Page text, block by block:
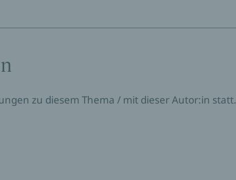
zu diesem Thema / mit dieser Autor:in statt.